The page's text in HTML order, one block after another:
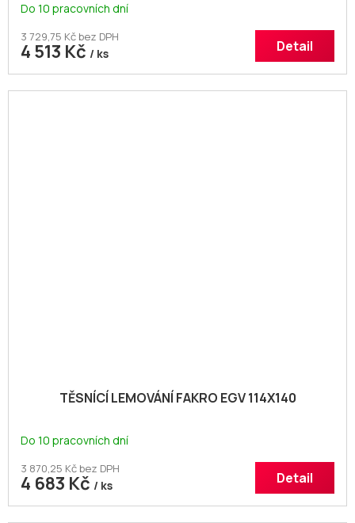
Do 10 pracovních dní
3 729,75 Kč bez DPH
4 513 Kč / ks Detail
TĚSNÍCÍ LEMOVÁNÍ FAKRO EGV 114X140
Do 10 pracovních dní
3 870,25 Kč bez DPH
4 683 Kč / ks Detail